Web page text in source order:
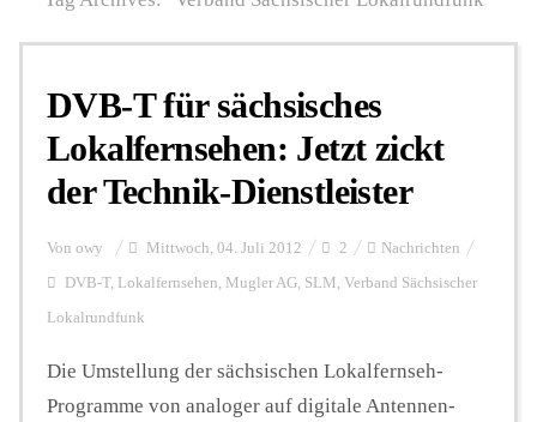
Hintergrund
FUNKTURM-Beiträge
DVB-T für sächsisches
Lokalfernsehen: Jetzt zickt
der Technik-Dienstleister
Von owy Mittwoch, 04. Juli 2012 2 Nachrichten
DVB-T, Lokalfernsehen, Mugler AG, SLM, Verband Sächsischer
Lokalrundfunk
Die Umstellung der sächsischen Lokalfernseh-
Programme von analoger auf digitale Antennen-